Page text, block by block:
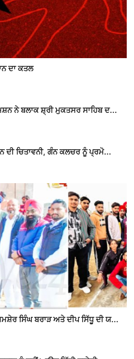
ਦਾ ਕਤਲ
ਨੇ ਬਲਾਕ ਸ਼੍ਰੀ ਮੁਕਤਸਰ ਸਾਹਿਬ ਦ...
ਦੀ ਚਿਤਾਵਨੀ, ਗੰਨ ਕਲਚਰ ਨੂੰ ਪ੍ਰਮੋ...
ਸਿੰਘ ਬਰਾੜ ਅਤੇ ਦੀਪ ਸਿੱਧੂ ਦੀ ਯ...